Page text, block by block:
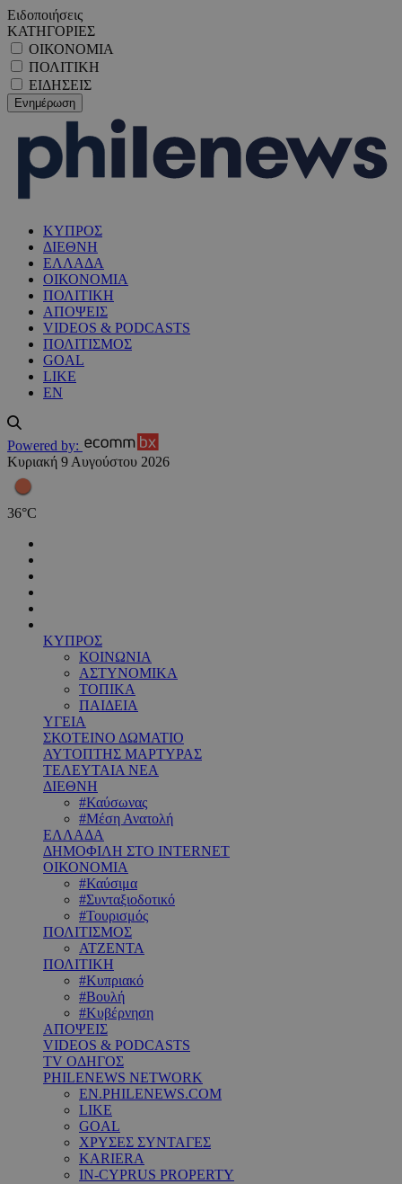
Ειδοποιήσεις
ΚΑΤΗΓΟΡΙΕΣ
ΟΙΚΟΝΟΜΙΑ
ΠΟΛΙΤΙΚΗ
ΕΙΔΗΣΕΙΣ
ΚΥΠΡΟΣ
ΔΙΕΘΝΗ
ΕΛΛΑΔΑ
ΟΙΚΟΝΟΜΙΑ
ΠΟΛΙΤΙΚΗ
ΑΠΟΨΕΙΣ
VIDEOS & PODCASTS
ΠΟΛΙΤΙΣΜΟΣ
GOAL
LIKE
EN
Powered by:
Κυριακή 9 Αυγούστου 2026
36°C
ΚΥΠΡΟΣ
ΚΟΙΝΩΝΙΑ
ΑΣΤΥΝΟΜΙΚΑ
ΤΟΠΙΚΑ
ΠΑΙΔΕΙΑ
ΥΓΕΙΑ
ΣΚΟΤΕΙΝΟ ΔΩΜΑΤΙΟ
ΑΥΤΟΠΤΗΣ ΜΑΡΤΥΡΑΣ
ΤΕΛΕΥΤΑΙΑ ΝΕΑ
ΔΙΕΘΝΗ
#Καύσωνας
#Μέση Ανατολή
ΕΛΛΑΔΑ
ΔΗΜΟΦΙΛΗ ΣΤΟ INTERNET
ΟΙΚΟΝΟΜΙΑ
#Καύσιμα
#Συνταξιοδοτικό
#Τουρισμός
ΠΟΛΙΤΙΣΜΟΣ
ΑΤΖΕΝΤΑ
ΠΟΛΙΤΙΚΗ
#Κυπριακό
#Βουλή
#Κυβέρνηση
ΑΠΟΨΕΙΣ
VIDEOS & PODCASTS
TV ΟΔΗΓΟΣ
PHILENEWS NETWORK
EN.PHILENEWS.COM
LIKE
GOAL
ΧΡΥΣΕΣ ΣΥΝΤΑΓΕΣ
KARIERA
IN-CYPRUS PROPERTY